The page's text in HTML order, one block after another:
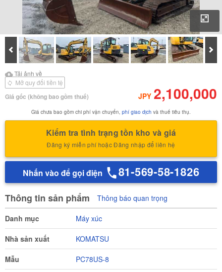
Prev
Tải ảnh về
Tải ảnh về
Giá gốc (không bao gồm thuế) JPY 2,100,000
Mở quy đổi tiền tệ
Giá chưa bao gồm chi phí vận chuyển, phí giao dịch và thuế tiêu thụ.
Kiểm tra tình trạng tồn kho và giá
Đăng ký miễn phí hoặc Đăng nhập để liên hệ
Nhấn vào để gọi điện 81-569-58-1826
Thông tin sản phẩm Thông báo quan trọng
Danh mục Máy xúc
Nhà sản xuất KOMATSU
Mẫu PC78US-8